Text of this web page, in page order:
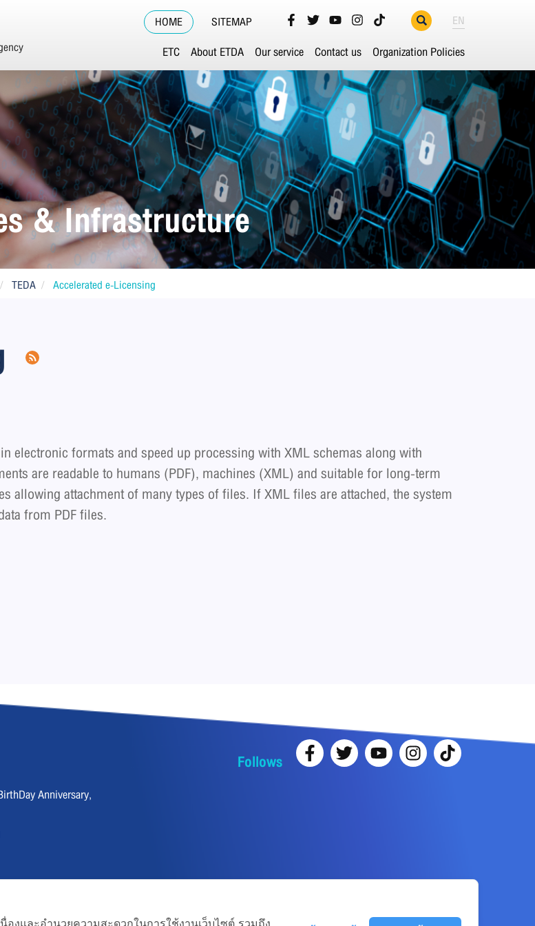
HOME SITEMAP EN
ETC About ETDA Our service Contact us Organization Policies
& Infrastructure
TEDA Accelerated e-Licensing
electronic formats and speed up processing with XML schemas along with
are readable to humans (PDF), machines (XML) and suitable for long-term
allowing attachment of many types of files. If XML files are attached, the system
from PDF files.
Anniversary,
Follows
งและอำนวยความสะดวกในการใช้งานเว็บไซต์ รวมถึง